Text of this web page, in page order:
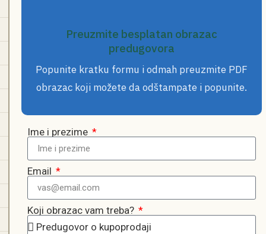
Preuzmite besplatan obrazac
predugovora
Popunite kratku formu i odmah preuzmite PDF
obrazac koji možete da odštampate i popunite.
Ime i prezime
Email
Koji obrazac vam treba?